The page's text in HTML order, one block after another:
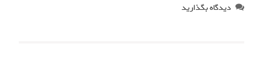
دیدگاه بگذارید